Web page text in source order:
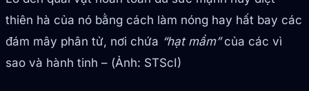
thiên hà của nó bằng cách làm nóng hay hất bay các
đám mây phân tử, nơi chứa “hạt mầm”của các vì
sao và hành tinh – (Ảnh: STScI)